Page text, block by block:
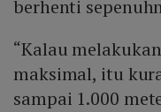
berhenti
“Kalau
maksimal, itu
sampai 1.000